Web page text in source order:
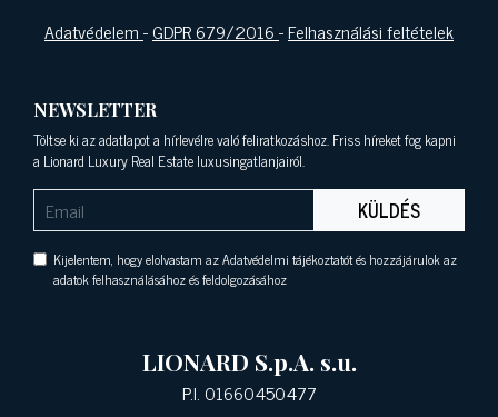
Adatvédelem-GDPR 679/2016-Felhasználási feltételek
NEWSLETTER
Töltse ki az adatlapot a hírlevélre való feliratkozáshoz. Friss híreket fog kapni
a Lionard Luxury Real Estate luxusingatlanjairól.
KÜLDÉS
Kijelentem, hogy elolvastam az Adatvédelmi tájékoztatót és hozzájárulok az
adatok felhasználásához és feldolgozásához
LIONARD S.p.A. s.u.
P.I. 01660450477